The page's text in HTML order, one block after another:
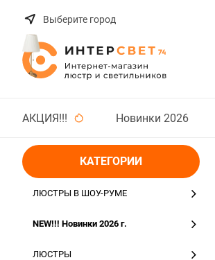
Выберите город
АКЦИЯ!!! Новинки 2026
КАТЕГОРИИ
ЛЮСТРЫ В ШОУ-РУМЕ
NEW!!! Новинки 2026 г.
ЛЮСТРЫ